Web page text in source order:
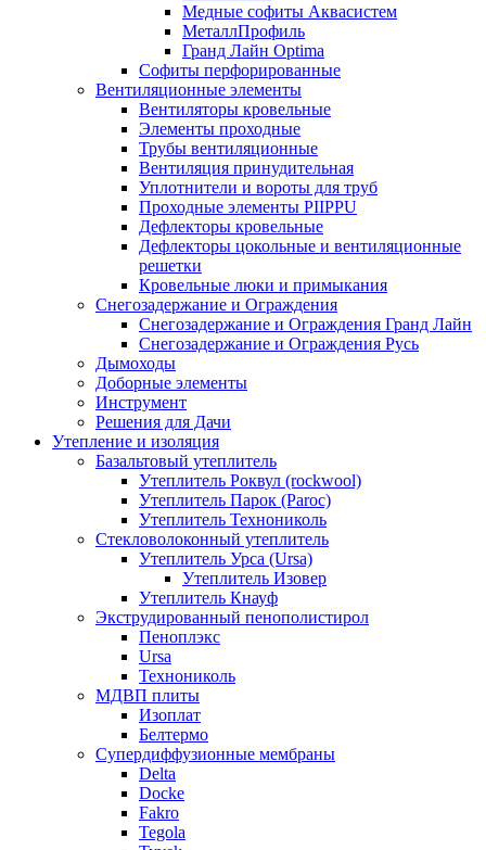
Медные софиты Аквасистем
МеталлПрофиль
Гранд Лайн Optima
Софиты перфорированные
Вентиляционные элементы
Вентиляторы кровельные
Элементы проходные
Трубы вентиляционные
Вентиляция принудительная
Уплотнители и вороты для труб
Проходные элементы PIIPPU
Дефлекторы кровельные
Дефлекторы цокольные и вентиляционные
решетки
Кровельные люки и примыкания
Снегозадержание и Ограждения
Снегозадержание и Ограждения Гранд Лайн
Снегозадержание и Ограждения Русь
Дымоходы
Доборные элементы
Инструмент
Решения для Дачи
Утепление и изоляция
Базальтовый утеплитель
Утеплитель Роквул (rockwool)
Утеплитель Парок (Paroc)
Утеплитель Технониколь
Стекловолоконный утеплитель
Утеплитель Урса (Ursa)
Утеплитель Изовер
Утеплитель Кнауф
Экструдированный пенополистирол
Пеноплэкс
Ursa
Технониколь
МДВП плиты
Изоплат
Белтермо
Супердиффузионные мембраны
Delta
Docke
Fakro
Tegola